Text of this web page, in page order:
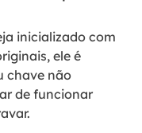
inicializado com
ele é
chave não
de funcionar